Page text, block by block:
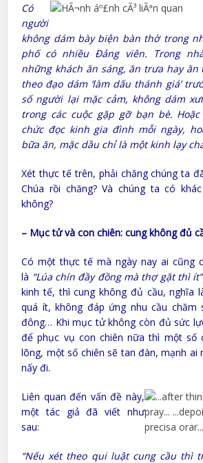
Có
người
không dám bày biện bàn thờ trong
phố có nhiều Đảng viên. Trong
những khách ăn sáng, ăn trưa hay
theo đạo dám ‘làm dấu thánh giá’
số người lại mặc cảm, không dám
trong các cuộc gặp gỡ bạn bè.
chức đọc kinh gia đình mỗi ngày,
bữa ăn, mặc dầu chỉ là một kinh lạy
Xét thực tế trên, phải chăng chúng ta
Chúa rồi chăng? Và chúng ta có
không?
– Mục tử và con chiên: cung không đủ
Có một thực tế mà ngày nay ai cũng
là “Lúa chín đầy đồng mà thợ gặt thì
kinh tế, thì cung không đủ cầu, nghĩa
quá ít, không đáp ứng nhu cầu chăm
đông… Khi mục tử không còn đủ sức
để phục vụ con chiên nữa thì một số
lõng, một số chiên sẽ tan đàn, mạnh ai
nấy đi.
Liên quan đến vấn đề này,
một tác giả đã viết như
sau:
“Nếu xét theo qui luật cung cầu thì